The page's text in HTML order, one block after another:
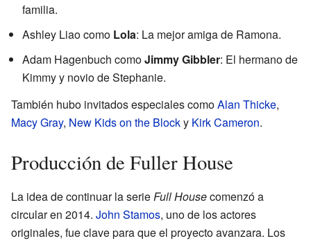
familia.
Ashley Liao como Lola: La mejor amiga de Ramona.
Adam Hagenbuch comoJimmy Gibbler: El hermano de
Kimmy y novio de Stephanie.
También hubo invitados especiales comoAlan Thicke,
Macy Gray, New Kids on the Blocky Kirk Cameron.
Producción de Fuller House
La idea de continuar la serieFull Housecomenzó a
circular en 2014. John Stamos, uno de los actores
originales, fue clave para que el proyecto avanzara. Los